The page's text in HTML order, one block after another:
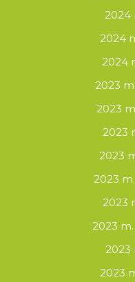
2024
2024
2024
2023
2023
2023
2023
2023
2023
2023
2023
2023